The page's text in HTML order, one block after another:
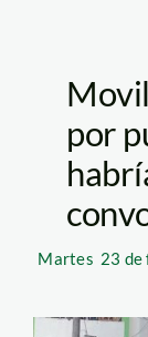
por
Martes 23